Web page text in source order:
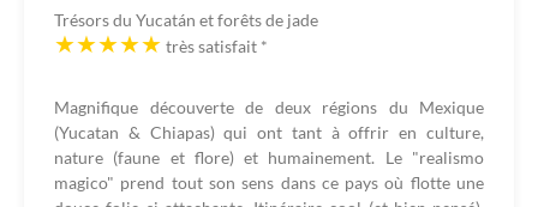
Trésors du Yucatán et forêts de jade
très satisfait *
Magnifique découverte de deux régions du Mexique
(Yucatan & Chiapas) qui ont tant à offrir en culture,
nature (faune et flore) et humainement. Le "realismo
magico" prend tout son sens dans ce pays où flotte une